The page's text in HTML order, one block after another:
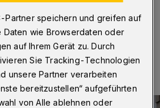
2 Minuten Lesezeit
-Partner speichern und greifen auf
wie Browserdaten oder
auf Ihrem Gerät zu. Durch
Sie Tracking-Technologien
unsere Partner verarbeiten
bereitzustellen“ aufgeführten
von Alle ablehnen oder